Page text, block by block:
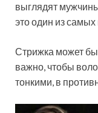
выглядят
это один из
Стрижка может
важно, чтобы
тонкими, в